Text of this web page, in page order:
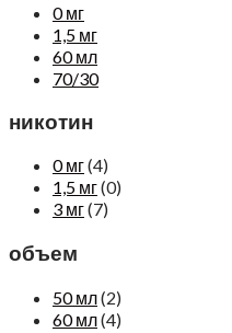
0 мг
1,5 мг
60 мл
70/30
никотин
0 мг(4)
1,5 мг(0)
3 мг(7)
объем
50 мл(2)
60 мл(4)